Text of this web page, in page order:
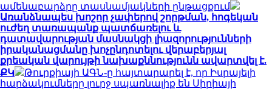
ամենաբարձրը տասնամյակների ընթացքում
Առանձնապես խոշոր չափերով շորթման, հոգեկան
ուժեղ տառապանք պատճառելու և
դատավարության մասնակցի լիազորությունների
իրականացմանը խոչընդոտելու վերաբերյալ
քրեական վարույթի նախաքննությունն ավարտվել է.
ՔԿ
Թուրքիայի ԱԳՆ-ը հայտարարել է, որ Իսրայելի
հարձակումները լուրջ սպառնալիք են Սիրիայի